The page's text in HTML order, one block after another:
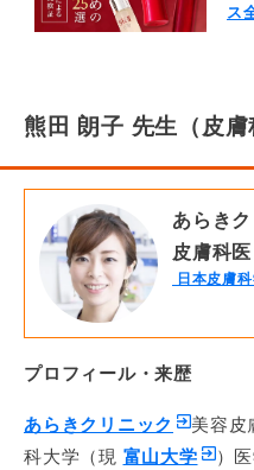
ス
熊田 朗子 先生（皮膚
あらき
皮膚科
日本皮膚
プロフィール・来歴
あらきクリニック
美容皮
科大学（現 富山大学 ）